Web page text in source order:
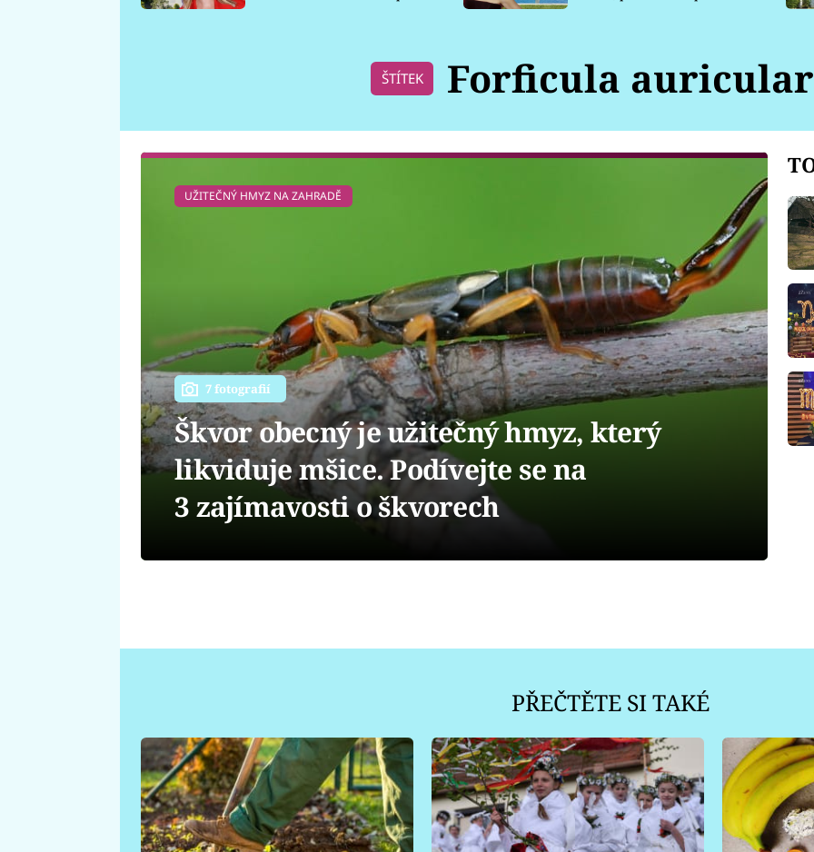
ŠTÍTEK Forficula
UŽITEČNÝ HMYZ NA ZAHRADĚ
7 fotografií
Škvor obecný je užitečný hmyz, který
likviduje mšice. Podívejte se na
3 zajímavosti o škvorech
PŘEČTĚTE SI TAKÉ